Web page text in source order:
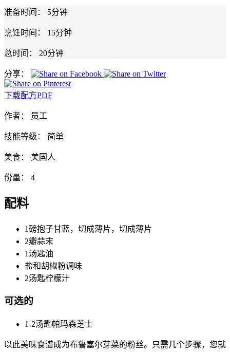
准备时间： 5分钟
烹饪时间： 15分钟
总时间： 20分钟
分享：
下载配方PDF
作者： 员工
技能等级： 简单
美食： 美国人
份量： 4
配料
1磅抱子甘蓝，切成薄片，切成薄片
2瓣蒜末
1汤匙油
盐和胡椒粉调味
2汤匙柠檬汁
可选的
1-2汤匙帕玛森芝士
以此美味食谱成为布鲁塞尔芽菜的粉丝。只需几个步骤，您就